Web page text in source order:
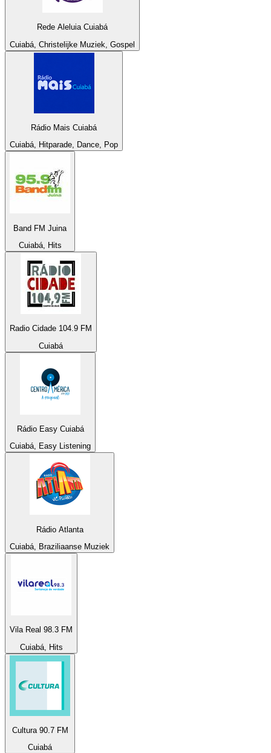
Rede Aleluia Cuiabá
Cuiabá, Christelijke Muziek, Gospel
Rádio Mais Cuiabá
Cuiabá, Hitparade, Dance, Pop
Band FM Juina
Cuiabá, Hits
Radio Cidade 104.9 FM
Cuiabá
Rádio Easy Cuiabá
Cuiabá, Easy Listening
Rádio Atlanta
Cuiabá, Braziliaanse Muziek
Vila Real 98.3 FM
Cuiabá, Hits
Cultura 90.7 FM
Cuiabá